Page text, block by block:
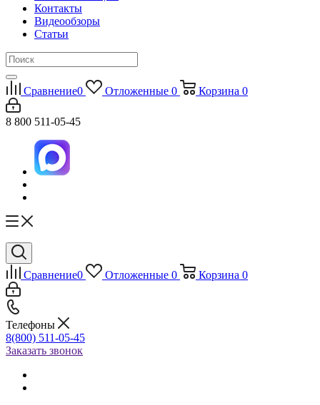
Контакты
Видеообзоры
Статьи
Сравнение0 Отложенные 0 Корзина 0
8 800 511-05-45
Сравнение0 Отложенные 0 Корзина 0
Телефоны
8(800) 511-05-45
Заказать звонок